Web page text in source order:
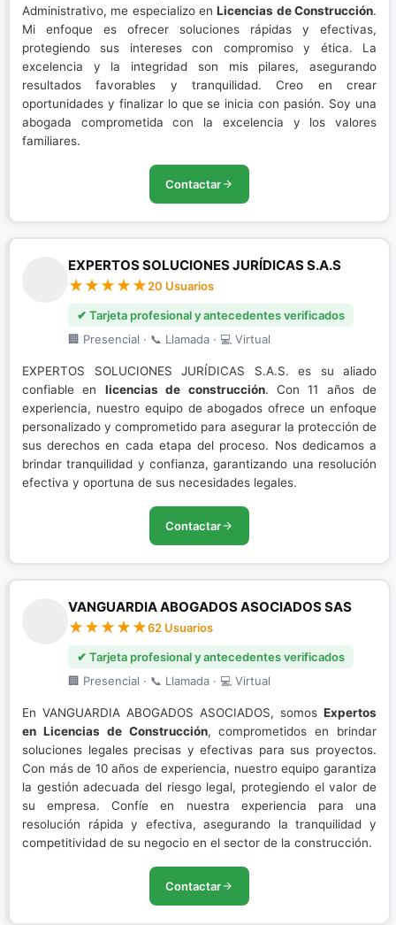
Administrativo, me especializo enLicencias de Construcción.
Mi enfoque es ofrecer soluciones rápidas y efectivas,
protegiendo sus intereses con compromiso y ética. La
excelencia y la integridad son mis pilares, asegurando
resultados favorables y tranquilidad. Creo en crear
oportunidades y finalizar lo que se inicia con pasión. Soy una
abogada comprometida con la excelencia y los valores
familiares.
Contactar
EXPERTOS SOLUCIONES JURÍDICAS S.A.S
20 Usuarios
✔ Tarjeta profesional y antecedentes verificados
🏢 Presencial · 📞 Llamada · 💻 Virtual
EXPERTOS SOLUCIONES JURÍDICAS S.A.S. es su aliado
confiable en licencias de construcción. Con 11 años de
experiencia, nuestro equipo de abogados ofrece un enfoque
personalizado y comprometido para asegurar la protección de
sus derechos en cada etapa del proceso. Nos dedicamos a
brindar tranquilidad y confianza, garantizando una resolución
efectiva y oportuna de sus necesidades legales.
Contactar
VANGUARDIA ABOGADOS ASOCIADOS SAS
62 Usuarios
✔ Tarjeta profesional y antecedentes verificados
🏢 Presencial · 📞 Llamada · 💻 Virtual
En VANGUARDIA ABOGADOS ASOCIADOS, somos Expertos
en Licencias de Construcción, comprometidos en brindar
soluciones legales precisas y efectivas para sus proyectos.
Con más de 10 años de experiencia, nuestro equipo garantiza
la gestión adecuada del riesgo legal, protegiendo el valor de
su empresa. Confíe en nuestra experiencia para una
resolución rápida y efectiva, asegurando la tranquilidad y
competitividad de su negocio en el sector de la construcción.
Contactar